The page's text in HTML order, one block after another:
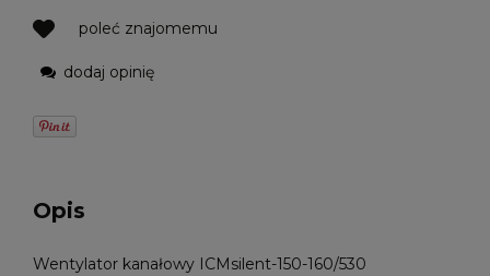
poleć znajomemu
dodaj opinię
Opis
Wentylator kanałowy ICMsilent-150-160/530